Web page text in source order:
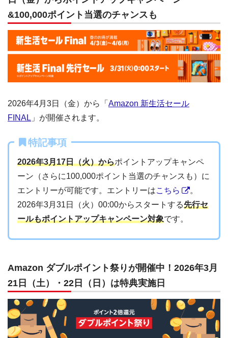
&100,000ポイント当選のチャンスも
2026年4月3日（金）から「 Amazon 新生活セール
FINAL 」が開催されます。
特記事項
2026年3月17日（火）からポイントアップキャンペ
ーン（さらに100,000ポイント当選のチャンスも）に
エントリーが可能です。エントリーはこちら
。
2026年3月31日（火）00:00からスタートする先行セ
ールもポイントアップキャンペーン対象です。
Amazon ダブルポイント祭りが開催中！2026年3月
21日（土）・22日（日）は特典実施日